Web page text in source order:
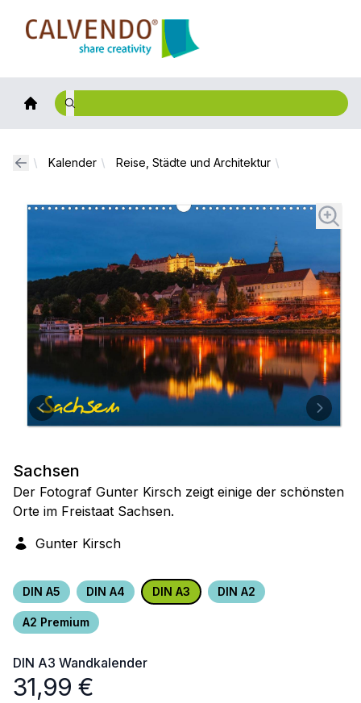
Calvendo
Kalender Reise, Städte und Architektur
Sachsen
Der Fotograf Gunter Kirsch zeigt einige der schönsten
Orte im Freistaat Sachsen.
Gunter Kirsch
DIN A5 DIN A4 DIN A3 DIN A2
A2 Premium
DIN A3 Wandkalender
31,99 €